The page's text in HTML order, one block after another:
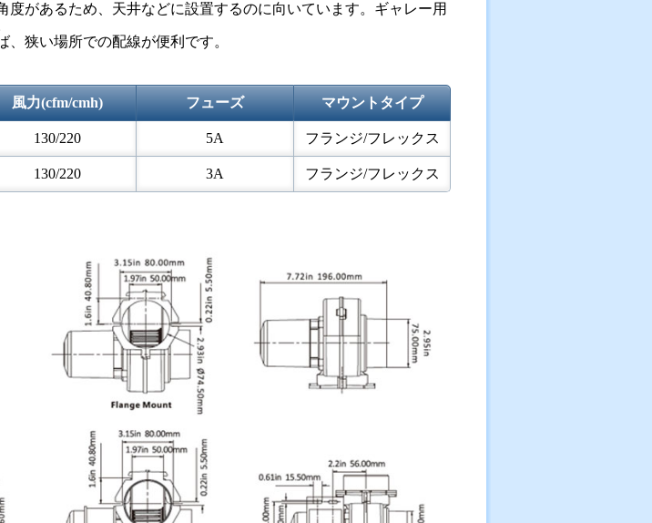
度があるため、天井などに設置するのに向いています。ギャレー用
、狭い場所での配線が便利です。
風力(cfm/cmh) フューズ マウントタイプ
130/220 5A フランジ/フレックス
130/220 3A フランジ/フレックス